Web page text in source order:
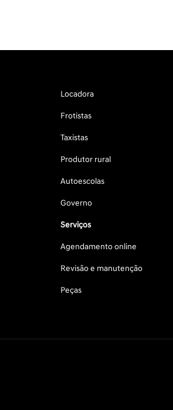
Locadora
Frotistas
Taxistas
Produtor rural
Autoescolas
Governo
Serviços
Agendamento online
Revisão e manutenção
Peças